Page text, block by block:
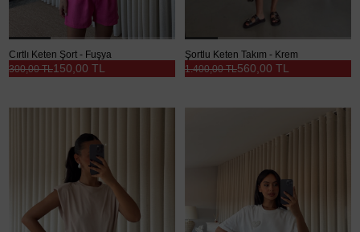
Cırtlı Keten Şort - Fuşya
150,00 TL
300,00 TL
Şortlu Keten Takım - Krem
560,00 TL
1.400,00 TL